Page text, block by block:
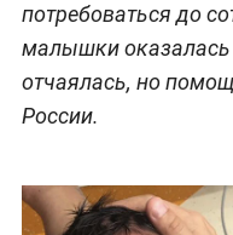
потребоваться до
малышки оказалась
отчаялась, но
России.